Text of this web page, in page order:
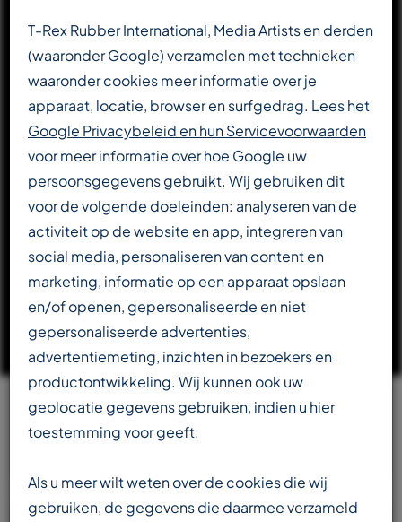
Totaalleverancier voor de transportbandenindustrie
DOWNLOAD CATALOGUS
LEES VERDER OVER T-REX
Team
beschikbaar in meerdere talen
T-Rex Rubber International, Media Artists en derden
(waaronder Google) verzamelen met technieken
waaronder cookies meer informatie over je
apparaat, locatie, browser en surfgedrag. Lees het
Google Privacybeleid en hun Servicevoorwaarden
voor meer informatie over hoe Google uw
persoonsgegevens gebruikt. Wij gebruiken dit
voor de volgende doeleinden: analyseren van de
activiteit op de website en app, integreren van
social media, personaliseren van content en
marketing, informatie op een apparaat opslaan
en/of openen, gepersonaliseerde en niet
gepersonaliseerde advertenties,
advertentiemeting, inzichten in bezoekers en
productontwikkeling. Wij kunnen ook uw
geolocatie gegevens gebruiken, indien u hier
toestemming voor geeft.
Als u meer wilt weten over de cookies die wij
gebruiken, de gegevens die daarmee verzameld